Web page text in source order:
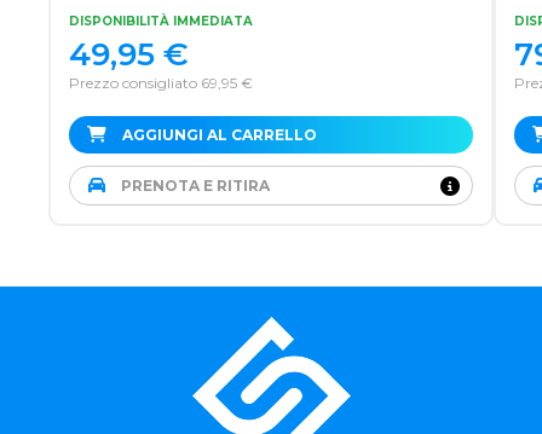
DISPONIBILITÀ IMMEDIATA
Prezzo consigliato 69,95 €
49,95 €
AGGIUNGI AL CARRELLO
PRENOTA E RITIRA